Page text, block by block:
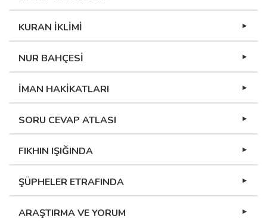
KURAN İKLİMİ
NUR BAHÇESİ
İMAN HAKİKATLARI
SORU CEVAP ATLASI
FIKHIN IŞIĞINDA
ŞÜPHELER ETRAFINDA
ARAŞTIRMA VE YORUM